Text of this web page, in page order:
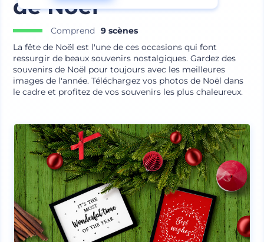
de Noël
Comprend
9 scènes
La fête de Noël est l'une de ces occasions qui font
ressurgir de beaux souvenirs nostalgiques. Gardez des
souvenirs de Noël pour toujours avec les meilleures
images de l'année. Téléchargez vos photos de Noël dans
le cadre et profitez de vos souvenirs les plus chaleureux.